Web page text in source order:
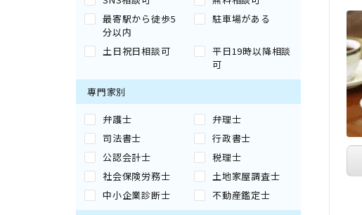
最寄駅から徒歩5
分以内
駐車場がある
土日祝日相談可
平日19時以降相談
可
専門家別
弁護士
弁理士
司法書士
行政書士
公認会計士
税理士
社会保険労務士
土地家屋調査士
中小企業診断士
不動産鑑定士